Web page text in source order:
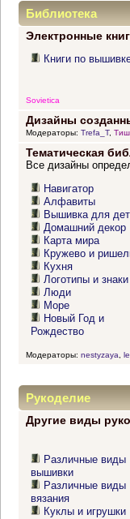
Библиотека
Электронные
Книги по
Sovietica
Дизайны
Модераторы: Trefa_T,
Тематическая
Все дизайны
Навигатор
Алфавиты
Вышивка для
Домашний декор
Карта мира
Кружево и
Кухня
Логотипы и знаки
Люди
Море
Новый Год и
Рождество
Модераторы: nestyzaya
Рукоделие
Другие виды
Различные виды
вышивки
Различные виды
вязания
Куклы и игрушки